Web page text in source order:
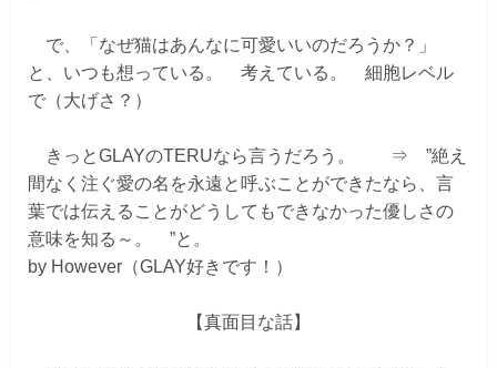
で、「なぜ猫はあんなに可愛いいのだろうか？」
と、いつも想っている。 考えている。 細胞レベル
で（大げさ？）
きっとGLAYのTERUなら言うだろう。 ⇒ ”絶え
間なく注ぐ愛の名を永遠と呼ぶことができたなら、言
葉では伝えることがどうしてもできなかった優しさの
意味を知る～。 ”と。
by However（GLAY好きです！）
【真面目な話】